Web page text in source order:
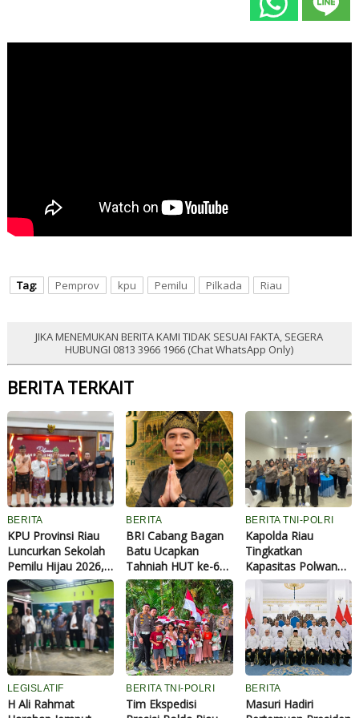
Tag: Pemprov kpu Pemilu Pilkada Riau
JIKA MENEMUKAN BERITA KAMI TIDAK SESUAI FAKTA, SEGERA
HUBUNGI 0813 3966 1966 (Chat WhatsApp Only)
BERITA TERKAIT
BERITA
KPU Provinsi Riau
Luncurkan Sekolah
Pemilu Hijau 2026,
Perkuat Pendidikan
Pemilih
Berwawasan
Lingkungan
BERITA
BRI Cabang Bagan
Batu Ucapkan
Tahniah HUT ke-69
Provinsi Riau
BERITA TNI-POLRI
Kapolda Riau
Tingkatkan
Kapasitas Polwan
Lewat Pelatihan
Public Speaking, 70
Personel Dibekali
Kemampuan
Komunikasi
Profesional
LEGISLATIF
H Ali Rahmat
BERITA TNI-POLRI
Tim Ekspedisi
BERITA
Masuri Hadiri